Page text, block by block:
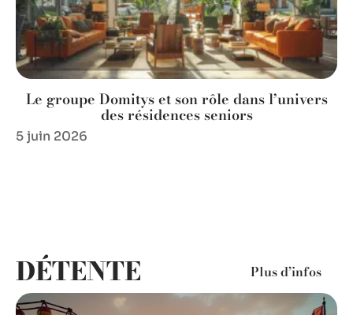
Le groupe Domitys et son rôle dans l’univers
des résidences seniors
5 juin 2026
DÉTENTE Plus d’infos